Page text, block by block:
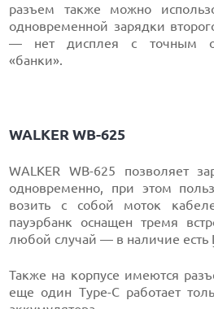
разъем также можно
одновременной зарядки
— нет дисплея с точным
«банки».
WALKER WB-625
WALKER WB-625 позволяет
одновременно, при этом
возить с собой моток
пауэрбанк оснащен тремя
любой случай — в наличие есть
Также на корпусе имеются
еще один Type-C работает